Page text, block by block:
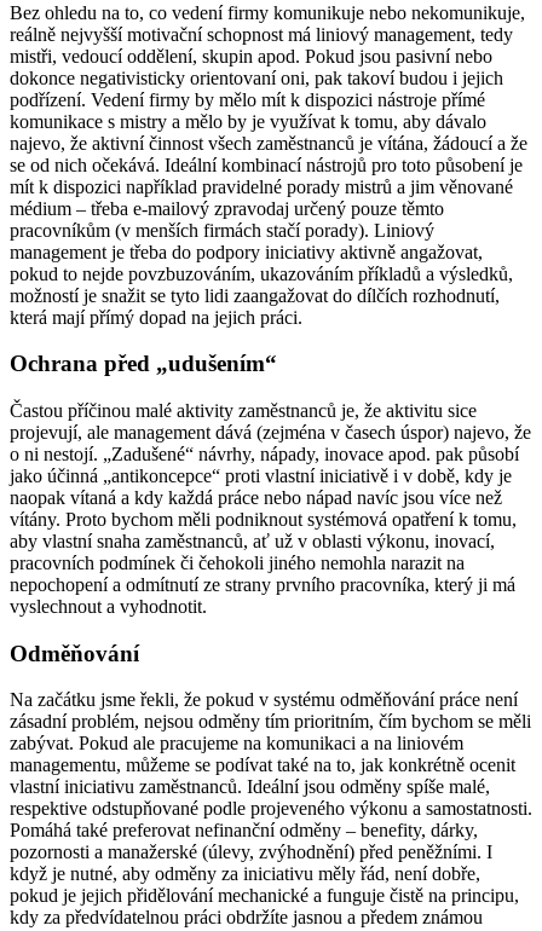
Bez ohledu na to, co vedení firmy komunikuje nebo nekomunikuje,
reálně nejvyšší motivační schopnost má liniový management, tedy
mistři, vedoucí oddělení, skupin apod. Pokud jsou pasivní nebo
dokonce negativisticky orientovaní oni, pak takoví budou i jejich
podřízení. Vedení firmy by mělo mít k dispozici nástroje přímé
komunikace s mistry a mělo by je využívat k tomu, aby dávalo
najevo, že aktivní činnost všech zaměstnanců je vítána, žádoucí a že
se od nich očekává. Ideální kombinací nástrojů pro toto působení je
mít k dispozici například pravidelné porady mistrů a jim věnované
médium – třeba e-mailový zpravodaj určený pouze těmto
pracovníkům (v menších firmách stačí porady). Liniový
management je třeba do podpory iniciativy aktivně angažovat,
pokud to nejde povzbuzováním, ukazováním příkladů a výsledků,
možností je snažit se tyto lidi zaangažovat do dílčích rozhodnutí,
která mají přímý dopad na jejich práci.
Ochrana před „udušením“
Častou příčinou malé aktivity zaměstnanců je, že aktivitu sice
projevují, ale management dává (zejména v časech úspor) najevo, že
o ni nestojí. „Zadušené“ návrhy, nápady, inovace apod. pak působí
jako účinná „antikoncepce“ proti vlastní iniciativě i v době, kdy je
naopak vítaná a kdy každá práce nebo nápad navíc jsou více než
vítány. Proto bychom měli podniknout systémová opatření k tomu,
aby vlastní snaha zaměstnanců, ať už v oblasti výkonu, inovací,
pracovních podmínek či čehokoli jiného nemohla narazit na
nepochopení a odmítnutí ze strany prvního pracovníka, který ji má
vyslechnout a vyhodnotit.
Odměňování
Na začátku jsme řekli, že pokud v systému odměňování práce není
zásadní problém, nejsou odměny tím prioritním, čím bychom se měli
zabývat. Pokud ale pracujeme na komunikaci a na liniovém
managementu, můžeme se podívat také na to, jak konkrétně ocenit
vlastní iniciativu zaměstnanců. Ideální jsou odměny spíše malé,
respektive odstupňované podle projeveného výkonu a samostatnosti.
Pomáhá také preferovat nefinanční odměny – benefity, dárky,
pozornosti a manažerské (úlevy, zvýhodnění) před peněžními. I
když je nutné, aby odměny za iniciativu měly řád, není dobře,
pokud je jejich přidělování mechanické a funguje čistě na principu,
kdy za předvídatelnou práci obdržíte jasnou a předem známou